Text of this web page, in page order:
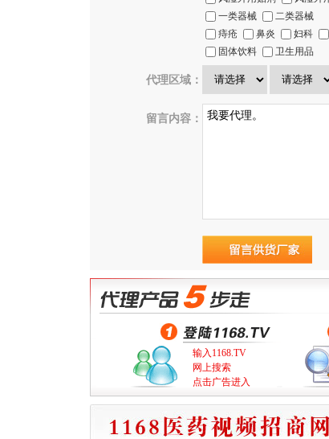
一类器械
二类器械
痔疮
鼻炎 妇科
固体饮料
卫生用品
代理区域：
留言内容：
输入1168.TV
网上搜索
点击广告进入